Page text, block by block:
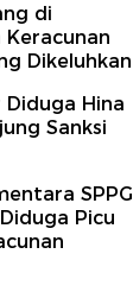
di
Dikeluhkan
Diduga Hina
Sanksi
SPPG
Picu